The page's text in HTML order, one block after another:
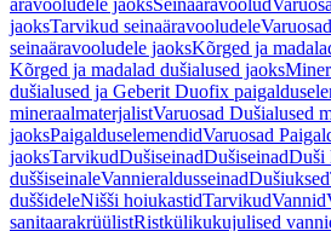
äravooludele jaoksSeinaäravoolud
jaoksTarvikud seinaäravooludele
seinaäravooludele jaoksKõrged ja
Kõrged ja madalad dušialused jaoks
dušialused ja Geberit Duofix
mineraalmaterjalistVaruosad Dušialused
jaoksPaigalduselemendidVaruosad
jaoksTarvikudDušiseinadDušiseinadDuši
duššiseinaleVannieraldusseinadDušiuksed
duššideleNišši hoiukastidTarvikudVannid
sanitaarakrüülistRistkülikukujulised